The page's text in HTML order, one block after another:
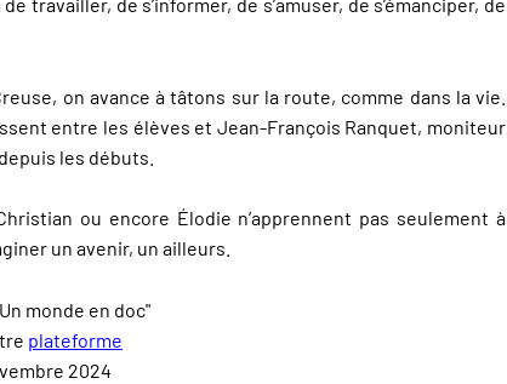
on avance à tâtons sur la route, comme dans la vie.
entre les élèves et Jean-François Ranquet, moniteur
les débuts.
ou encore Élodie n’apprennent pas seulement à
un avenir, un ailleurs.
monde en doc"
plateforme
2024